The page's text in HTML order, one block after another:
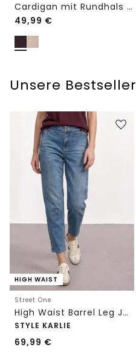
Cardigan mit Rundhals und Knöpfen
49,99 €
Unsere Bestseller
HIGH WAIST
Street One
High Waist Barrel Leg Jeans im Loose Fit
STYLE KARLIE
69,99 €